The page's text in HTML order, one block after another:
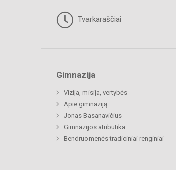
Tvarkaraščiai
Gimnazija
Vizija, misija, vertybės
Apie gimnaziją
Jonas Basanavičius
Gimnazijos atributika
Bendruomenės tradiciniai renginiai